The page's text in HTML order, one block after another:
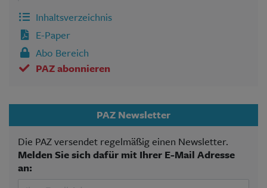
Inhaltsverzeichnis
E-Paper
Abo Bereich
PAZ abonnieren
PAZ Newsletter
Die PAZ versendet regelmäßig einen Newsletter.
Melden Sie sich dafür mit Ihrer E-Mail Adresse
an: